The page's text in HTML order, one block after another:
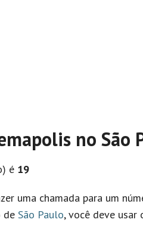
no São
é 19
uma chamada para um
de São Paulo, você deve usar